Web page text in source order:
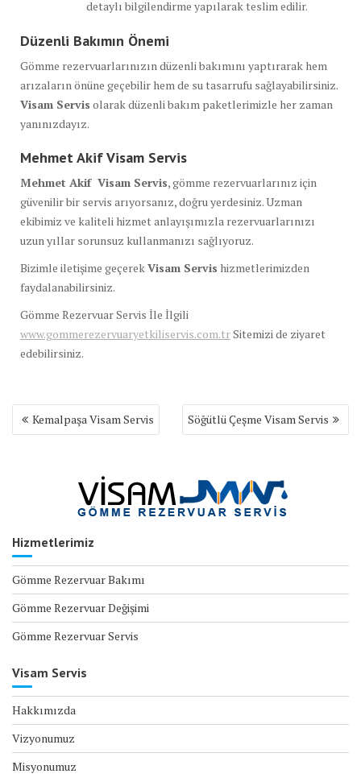
detaylı bilgilendirme yapılarak teslim edilir.
Düzenli Bakımın Önemi
Gömme rezervuarlarınızın düzenli bakımını yaptırarak hem
arızaların önüne geçebilir hem de su tasarrufu sağlayabilirsiniz.
Visam Servis olarak düzenli bakım paketlerimizle her zaman
yanınızdayız.
Mehmet Akif Visam Servis
Mehmet Akif Visam Servis, gömme rezervuarlarınız için
güvenilir bir servis arıyorsanız, doğru yerdesiniz. Uzman
ekibimiz ve kaliteli hizmet anlayışımızla rezervuarlarınızı
uzun yıllar sorunsuz kullanmanızı sağlıyoruz.
Bizimle iletişime geçerekVisam Servis hizmetlerimizden
faydalanabilirsiniz.
Gömme Rezervuar Servis İle İlgili
www.gommerezervuaryetkiliservis.com.trSitemizi de ziyaret
edebilirsiniz.
Yazı
gezinmesi
Kemalpaşa Visam Servis Söğütlü Çeşme Visam Servis
Hizmetlerimiz
Gömme Rezervuar Bakımı
Gömme Rezervuar Değişimi
Gömme Rezervuar Servis
Visam Servis
Hakkımızda
Vizyonumuz
Misyonumuz